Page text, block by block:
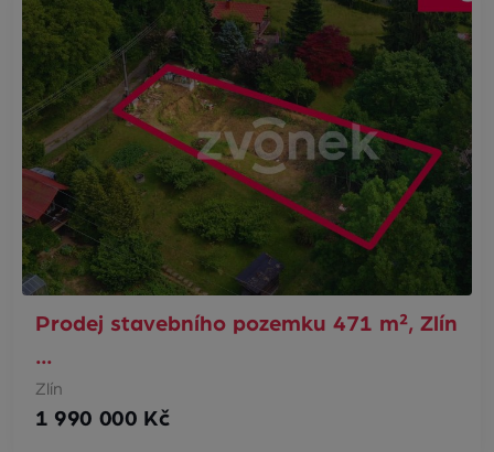
Prodej stavebního pozemku 471 m², Zlín
…
Zlín
1 990 000 Kč